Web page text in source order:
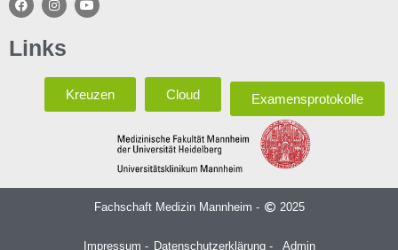
Links
Kreuzen Cloud Examensprotokolle
Fachschaft Medizin Mannheim - 2025
Impressum - Datenschutzerklärung - Admin